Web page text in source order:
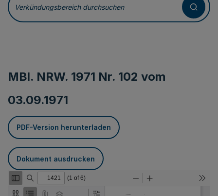
Verkündungsbereich durchsuchen
MBl. NRW. 1971 Nr. 102 vom
03.09.1971
PDF-Version herunterladen
Dokument ausdrucken